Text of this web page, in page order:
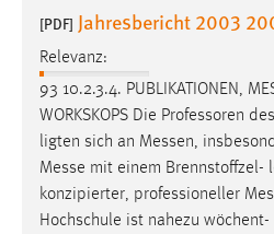
[PDF] Jahresbericht 2003
Relevanz:
93 10.2.3.4. PUBLIKATIONEN,
WORKSKOPS Die Professoren
ligten sich an Messen,
Messe mit einem Brennstoffzel-
konzipierter, professioneller
Hochschule ist nahezu